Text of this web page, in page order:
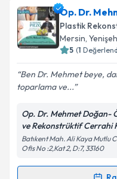
Op. Dr. Berkant
oluşturun. Size bu
takvim
Kişisel
Metni'ni
kapsamda
Op. Dr.
Plastik
Mersin,
5 (1
Ben Dr. Mehmet beye,
toparlama ve...
Op. Dr. Mehmet Doğan-
ve Rekonstrüktif Cerrahi
Batıkent Mah. Ali Kaya Mutlu
Ofis No :2,Kat 2, D:7, 33160